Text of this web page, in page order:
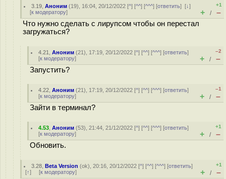
3.19 ,Аноним (19), 16:04, 20/12/2022 [^] [^^] [^^^] [ответить][↓]
[к модератору]
+1
+ / –
Что нужно сделать с лирупсом чтобы он перестал
загружаться?
4.21 ,Аноним (21), 17:19, 20/12/2022 [^] [^^] [^^^] [ответить]
[к модератору]
–2
+ / –
Запустить?
4.22 ,Аноним (21), 17:19, 20/12/2022 [^] [^^] [^^^] [ответить]
[к модератору]
–1
+ / –
Зайти в терминал?
4.53 ,Аноним (53), 21:44, 21/12/2022 [^] [^^] [^^^] [ответить]
[к модератору]
+1
+ / –
Обновить.
3.28 ,Beta Version (ok), 20:16, 20/12/2022 [^] [^^] [^^^] [ответить]
[↑] [к модератору]
+1
+ / –